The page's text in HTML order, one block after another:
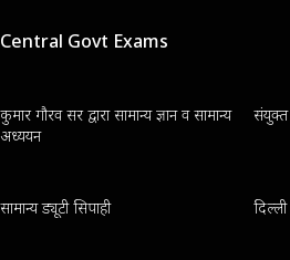
Central Govt Exams
कुमार गौरव सर द्वारा सामान्य ज्ञान व सामान्य
अध्ययन
संयुक्त
सामान्य ड्यूटी सिपाही